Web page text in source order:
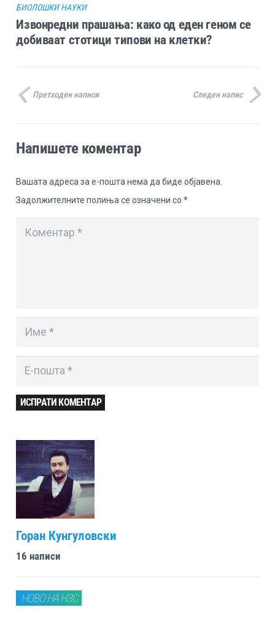
БИОЛОШКИ НАУКИ
Извонредни прашања: како од еден геном се
добиваат стотици типови на клетки?
Претходен написи Следен напис
Напишете коментар
Вашата адреса за е-пошта нема да биде објавена.
Задолжителните полиња се означени со*
ИСПРАТИ КОМЕНТАР
Горан Кунгуловски
16 написи
НОВО НА НЗС